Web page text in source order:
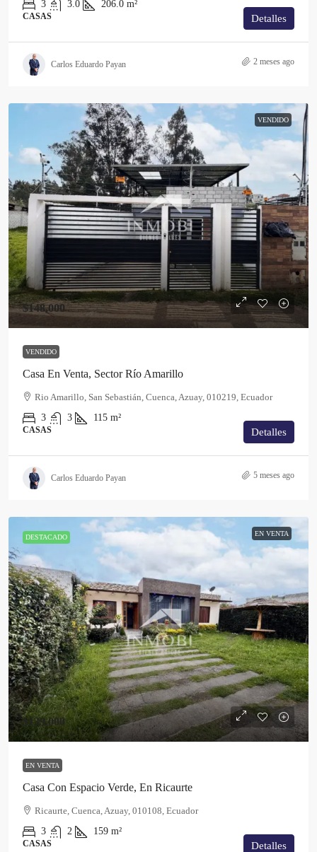
3 3.0 206.0 m²
CASAS Detalles
Carlos Eduardo Payan 2 meses ago
VENDIDO
$148,000
VENDIDO
Casa En Venta, Sector Río Amarillo
Rio Amarillo, San Sebastián, Cuenca, Azuay, 010219, Ecuador
3
3 115 m²
CASAS Detalles
Carlos Eduardo Payan 5 meses ago
DESTACADO EN VENTA
$139,000
EN VENTA
Casa Con Espacio Verde, En Ricaurte
Ricaurte, Cuenca, Azuay, 010108, Ecuador
3
2 159 m²
CASAS Detalles